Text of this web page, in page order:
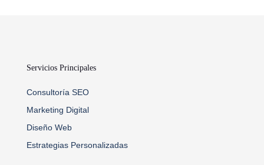
Servicios Principales
Consultoría SEO
Marketing Digital
Diseño Web
Estrategias Personalizadas